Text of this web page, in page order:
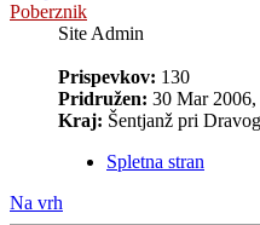
Poberznik
Site Admin
Prispevkov: 130
Pridružen: 30 Mar
Kraj: Šentjanž pri
Spletna stran
Na vrh